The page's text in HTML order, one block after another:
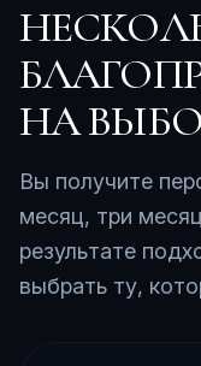
НА
Вы получите
месяц, три
результате
выбрать ту,